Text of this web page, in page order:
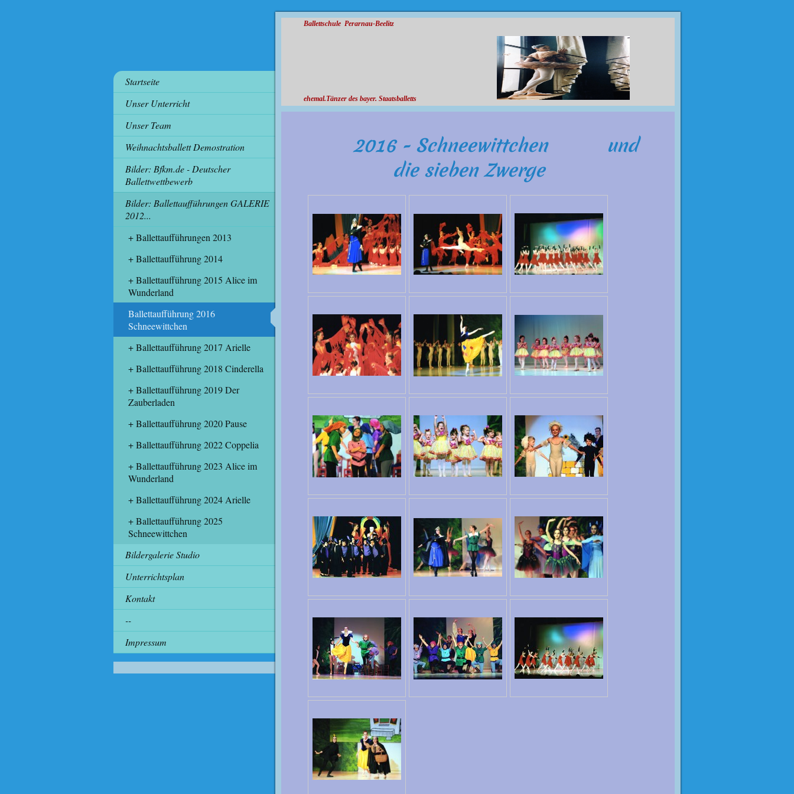
Ballettschule Perarnau-Beelitz
ehemal.Tänzer des bayer. Staatsballetts
2016 - Schneewittchen und
die sieben Zwerge
Startseite
Unser Unterricht
Unser Team
Weihnachtsballett Demostration
Bilder: Bfkm.de - Deutscher
Ballettwettbewerb
Bilder: Ballettaufführungen GALERIE
2012...
Ballettaufführungen 2013
Ballettaufführung 2014
Ballettaufführung 2015 Alice im
Wunderland
Ballettaufführung 2016
Schneewittchen
Ballettaufführung 2017 Arielle
Ballettaufführung 2018 Cinderella
Ballettaufführung 2019 Der
Zauberladen
Ballettaufführung 2020 Pause
Ballettaufführung 2022 Coppelia
Ballettaufführung 2023 Alice im
Wunderland
Ballettaufführung 2024 Arielle
Ballettaufführung 2025
Schneewittchen
Bildergalerie Studio
Unterrichtsplan
Kontakt
--
Impressum